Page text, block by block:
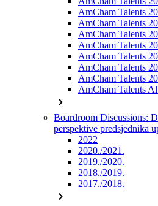
AmCham Talents
AmCham Talents
AmCham Talents
AmCham Talents
AmCham Talents
AmCham Talents
AmCham Talents
AmCham Talents
chevron_right
Boardroom Discussions:
perspektive predsjednika
2022
2020./2021.
2019./2020.
2018./2019.
2017./2018.
chevron_right